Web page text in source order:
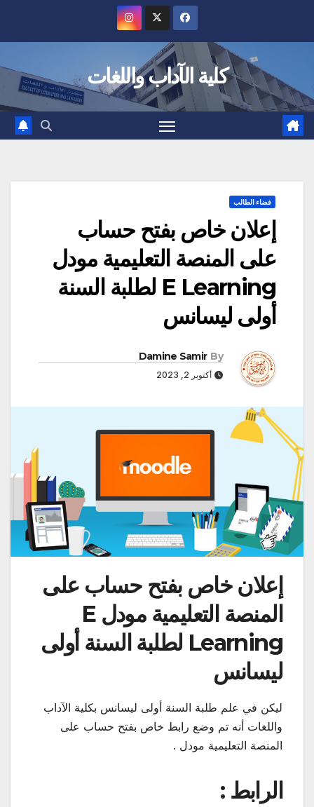
كلية الآداب واللغات
فضاء الطالب
إعلان خاص بفتح حساب
على المنصة التعليمية مودل
E Learning لطلبة السنة
أولى ليسانس
By
Damine Samir
أكتوبر 2, 2023
إعلان خاص بفتح حساب على
المنصة التعليمية مودل E
Learning لطلبة السنة أولى
ليسانس
ليكن في علم طلبة السنة أولى ليسانس بكلية الآداب
واللغات أنه تم وضع رابط خاص بفتح حساب على
المنصة التعليمية مودل .
الرابط :